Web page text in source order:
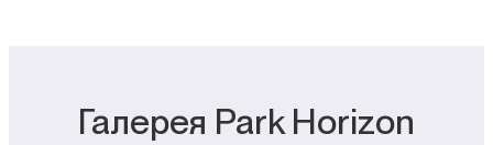
Галерея Park Horizon